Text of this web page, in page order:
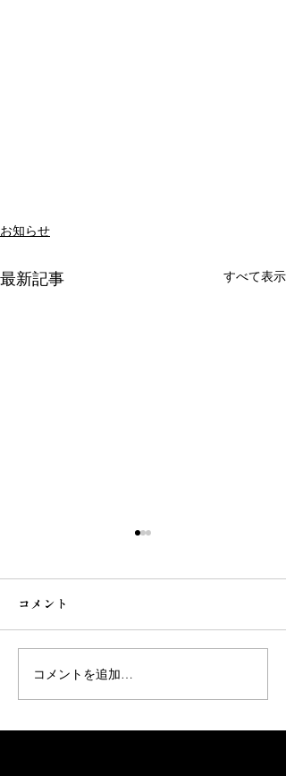
お知らせ
最新記事 すべて表示
ご挨拶と事業提携のお知
コメント
コメントを追加…